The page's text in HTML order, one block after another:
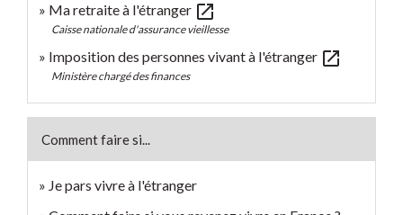
Ma retraite à l'étranger open_in_new
Caisse nationale d'assurance vieillesse
Imposition des personnes vivant à l'étranger open_in_new
Ministère chargé des finances
Comment faire si...
Je pars vivre à l'étranger